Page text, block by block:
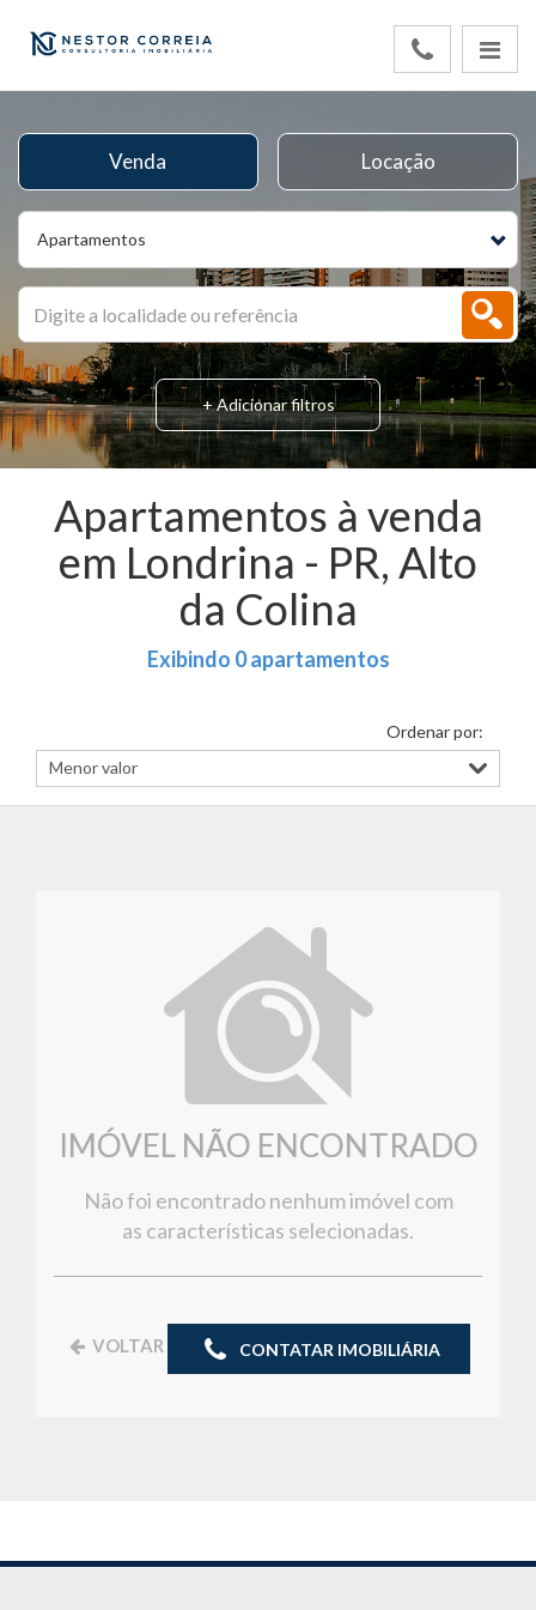
Apartamentos
Venda Locação
+ Adicionar filtros
Apartamentos à venda
em Londrina - PR, Alto
da Colina
Exibindo 0 apartamentos
Ordenar por:
IMÓVEL NÃO ENCONTRADO
Não foi encontrado nenhum imóvel com
as características selecionadas.
VOLTAR CONTATAR IMOBILIÁRIA